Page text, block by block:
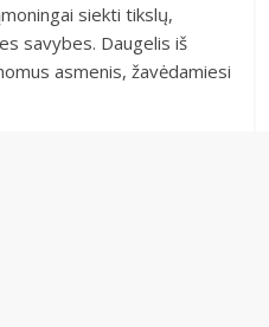
siekti tikslų,
savybes. Daugelis iš
asmenis, žavėdamiesi